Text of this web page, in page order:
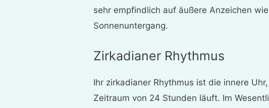
sehr empfindlich auf äußere Anzeichen
Sonnenuntergang.
Zirkadianer Rhythmus
Ihr zirkadianer Rhythmus ist die innere
Zeitraum von 24 Stunden läuft. Im